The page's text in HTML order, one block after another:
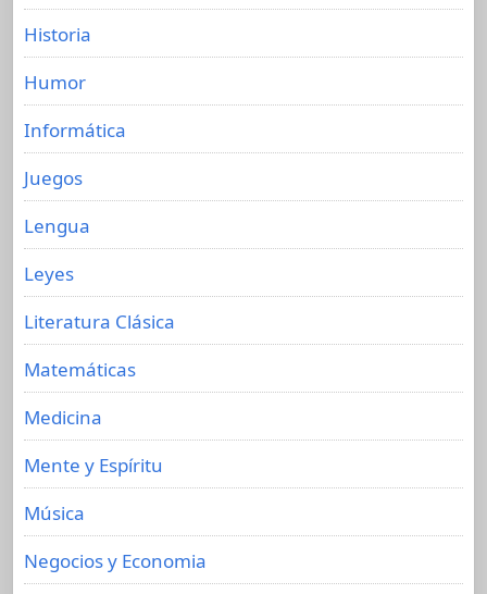
Historia
Humor
Informática
Juegos
Lengua
Leyes
Literatura Clásica
Matemáticas
Medicina
Mente y Espíritu
Música
Negocios y Economia